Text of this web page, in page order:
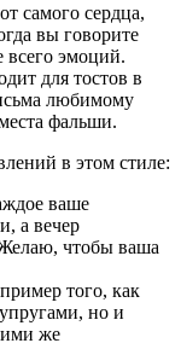
самого сердца,
вы говорите
всего эмоций.
для тостов в
любимому
фальши.
в этом стиле:
ваше
а вечер
чтобы ваша
того, как
но и
же